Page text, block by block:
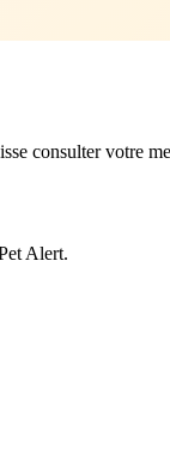
consulter votre
Alert.